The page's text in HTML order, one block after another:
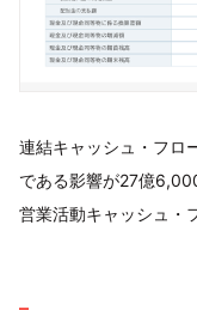
連結キャッシュ・フロ
である影響が27億
営業活動キャッシュ・